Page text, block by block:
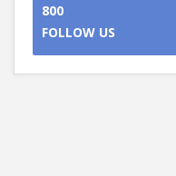
800
FOLLOW US